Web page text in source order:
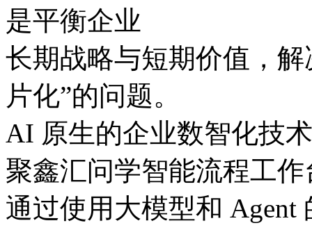
是平衡企业
长期战略与短期价值，
片化”的问题。
AI 原生的企业数智化技
聚鑫汇问学智能流程工作
通过使用大模型和 Agent